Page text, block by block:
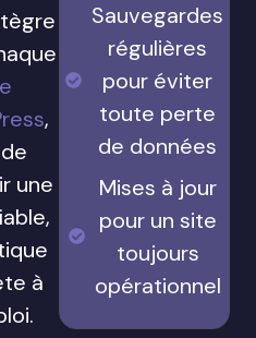
,
une
à
Sauvegardes
régulières
pour éviter
toute perte
de données
Mises à jour
pour un site
toujours
opérationnel